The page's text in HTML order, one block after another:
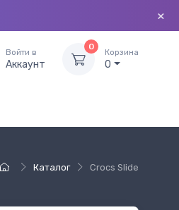
×
Войти в
Аккаунт
0
Корзина
0
Каталог Crocs Slide